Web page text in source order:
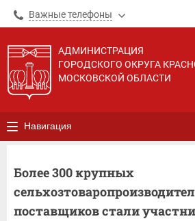
Важные телефоны
АДМИНИСТРАЦИЯ
ГОРОДСКОГО ОКРУГА
МОСКОВСКОЙ ОБЛАСТИ
Навигация
Более 300 крупных
поставщиков стали